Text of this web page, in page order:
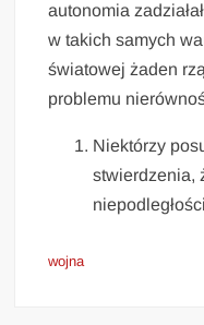
autonomia
w takich samych
światowej żaden
problemu
Niektórzy
stwierdzenia,
wojna